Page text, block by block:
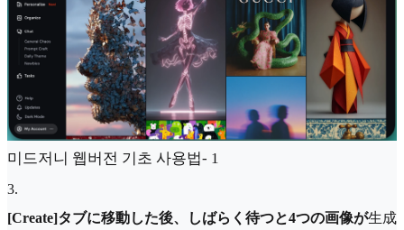
미드저니 웹버전 기초 사용법- 1
3.
[Create]タブに移動した後、しばらく待つと4つの画像が生成